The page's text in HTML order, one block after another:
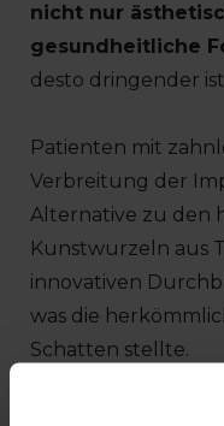
nicht nur
gesundheitliche
desto dringender
Patienten mit
Verbreitung der
Alternative zu den
Kunstwurzeln aus
innovativen
was die
Schatten stellte.
Verschiedene